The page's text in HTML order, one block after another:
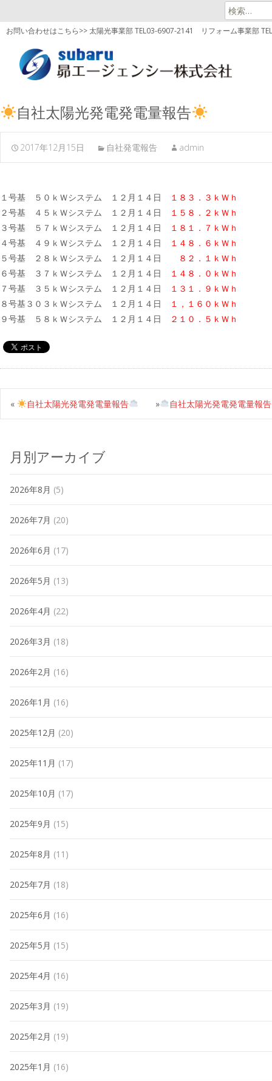
検
索:
お問い合わせはこちら>> 太陽光事業部 TEL03-6907-2141 リフォーム事業部
自社太陽光発電発電量報告
2017年12月15日 自社発電報告 admin
１号基 ５０ｋＷシステム １２月１４日
１８３．３ｋＷｈ
２号基 ４５ｋＷシステム １２月１４日
１５８．２ｋＷｈ
３号基 ５７ｋＷシステム １２月１４日
１８１．７ｋＷｈ
４号基 ４９ｋＷシステム １２月１４日
１４８．６ｋＷｈ
５号基 ２８ｋＷシステム １２月１４日
８２．１ｋＷｈ
６号基 ３７ｋＷシステム １２月１４日
１４８．０ｋＷｈ
７号基 ３５ｋＷシステム １２月１４日
１３１．９ｋＷｈ
８号基３０３ｋＷシステム １２月１４日
１，１６０ｋＷｈ
９号基 ５８ｋＷシステム １２月１４日
２１０．５ｋＷｈ
« 自社太陽光発電発電量報告 自社太陽光発電発電量報告
»
月別アーカイブ
2026年8月 (5)
2026年7月 (20)
2026年6月 (17)
2026年5月 (13)
2026年4月 (22)
2026年3月 (18)
2026年2月 (16)
2026年1月 (16)
2025年12月 (20)
2025年11月 (17)
2025年10月 (17)
2025年9月 (15)
2025年8月 (11)
2025年7月 (18)
2025年6月 (16)
2025年5月 (15)
2025年4月 (16)
2025年3月 (19)
2025年2月 (19)
2025年1月 (16)